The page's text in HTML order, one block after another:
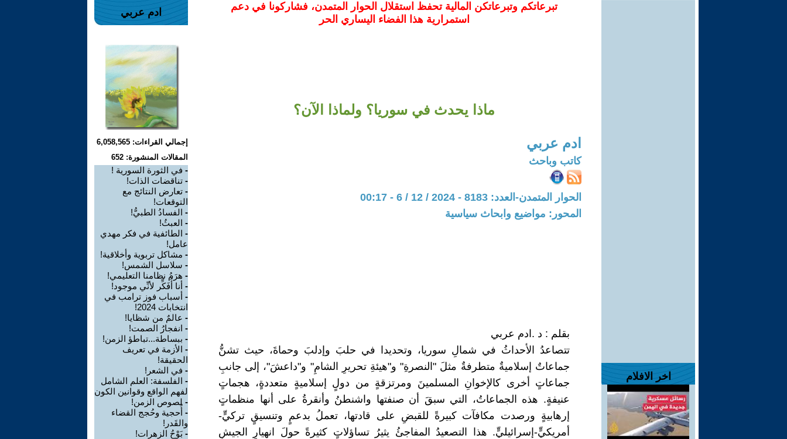
اخر الافلام
تبرعاتكم وتبرعاتكن المالية تحفظ استقلال الحوار المتمدن، فشاركونا في دعم
استمرارية هذا الفضاء اليساري الحر
ماذا يحدث في سوريا؟ ولماذا الآن؟
ادم عربي
كاتب وباحث
الحوار المتمدن-العدد: 8183 - 2024 / 12 / 6 - 00:17
المحور: مواضيع وابحاث سياسية
بقلم : د .ادم عربي
تتصاعدُ الأحداثُ في شمالِ سوريا، وتحديدا في حلبَ وإدلبَ وحماةَ، حيث تشنُّ
جماعاتٌ إسلاميةٌ متطرفةٌ مثلَ "النصرةِ" و"هيئةِ تحريرِ الشامِ" و"داعشَ"، إلى جانبِ
جماعاتٍ أخرى كالإخوانِ المسلمينَ ومرتزقةٍ من دولٍ إسلاميةٍ متعددةٍ، هجماتٍ
عنيفةٍ. هذه الجماعاتُ، التي سبقَ أن صنفتها واشنطنُ وأنقرةُ على أنها منظماتٍ
إرهابيةٍ ورصدت مكافآت كبيرةً للقبضِ على قادتها، تعملُ بدعمٍ وتنسيقٍ تركيٍّ-
أمريكيٍّ-إسرائيليٍّ. هذا التصعيدُ المفاجئُ يثيرُ تساؤلاتٍ كثيرةً حولَ انهيارِ الجيشِ
ادم عربي
إجمالي القراءات: 6,058,565
المقالات المنشورة: 652
- في الثورة السورية !
- تناقضات الذات!
- تعارض النتائج مع
التوقعات!
- الفسادُ الطبيُّ!
- العبثُ!
- الطائفية في فكر مهدي
عامل!
- مشاكل تربوية وأخلاقية!
- سلاسل الشمس!
- هرَمُ نظامنا التعليمي!
- أنا أُفَكِّر لأنِّي موجود!
- أسباب فوز ترامب في
انتخابات 2024!
- عالمٌ من شظايا!
- انفجارُ الصمت!
- ببساطة...تباطؤ الزمن!
- الأزمة في تعريف
الحقيقة!
- في الشعر!
- الفلسفة: العلم الشامل
لفهم الواقع وقوانين الكون
- لصوص الزمن!
- أُحجية وحُجج القضاء
والقَدر!
- بَوْحُ الزهرات!